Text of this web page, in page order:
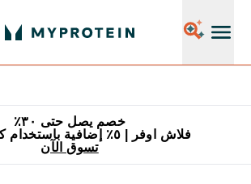
خصم يصل حتى ٣٠٪
فلاش اوفر | ٥٪ إضافية باستخدام كود محدود
تسوق الآن